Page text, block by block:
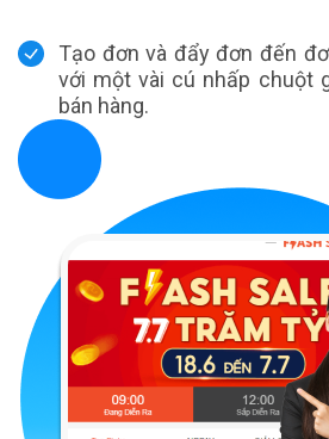
Tạo đơn và đẩy đơn đến
với một vài cú nhấp chuột
bán hàng.